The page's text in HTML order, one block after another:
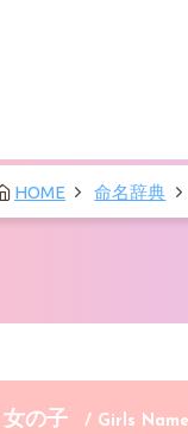
HOME 命名辞典
女の子 / Girls Name